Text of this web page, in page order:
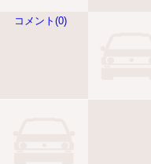
コメント(0)